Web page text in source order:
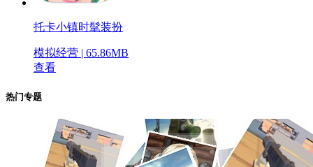
托卡小镇时髦装扮
模拟经营 | 65.86MB
查看
热门专题